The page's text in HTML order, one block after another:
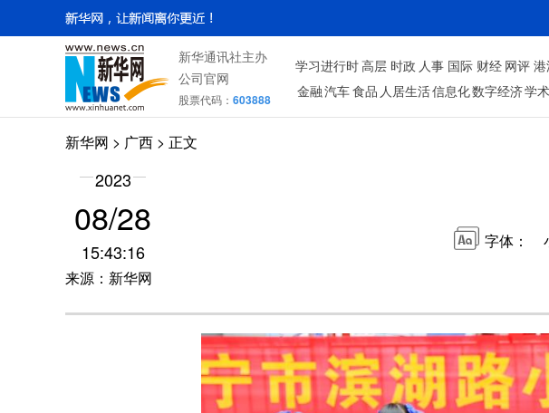
新华通讯社主办
公司官网
股票代码： 603888
学习进行时高层 时政 人事 国际 财经 网评 港
金融汽车食品 人居生活信息化数字经济学
新华网 > 广西 > 正文
2023
08/28
15:43:16
来源：新华网
字体：